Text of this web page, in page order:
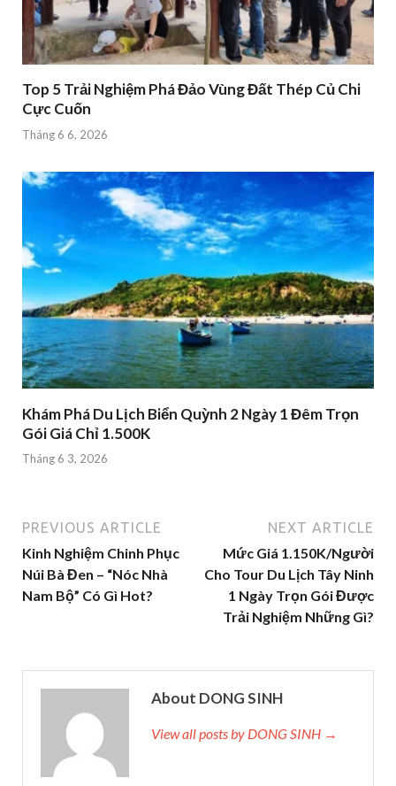
Top 5 Trải Nghiệm Phá Đảo Vùng Đất Thép Củ Chi
Cực Cuốn
Tháng 6 6, 2026
Khám Phá Du Lịch Biển Quỳnh 2 Ngày 1 Đêm Trọn
Gói Giá Chỉ 1.500K
Tháng 6 3, 2026
PREVIOUS ARTICLE
Kinh Nghiệm Chinh Phục
Núi Bà Đen – “Nóc Nhà
Nam Bộ” Có Gì Hot?
NEXT ARTICLE
Mức Giá 1.150K/Người
Cho Tour Du Lịch Tây Ninh
1 Ngày Trọn Gói Được
Trải Nghiệm Những Gì?
About DONG SINH
View all posts by DONG SINH →